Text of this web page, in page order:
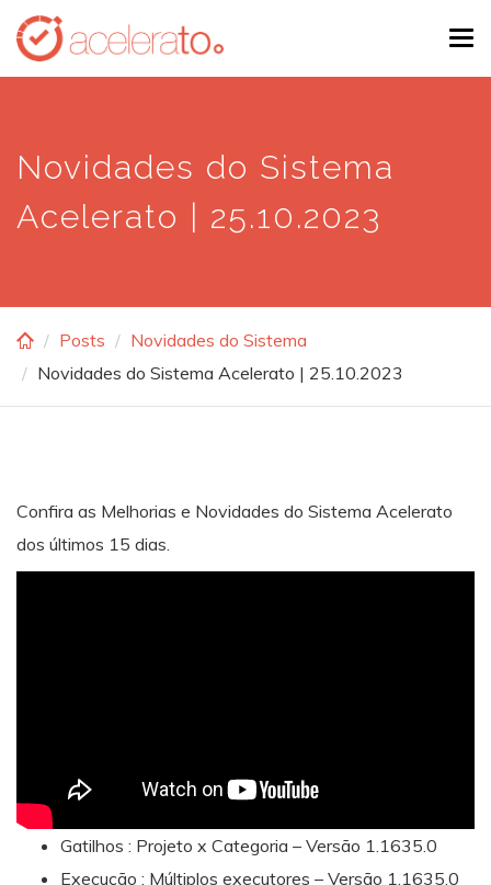
Skip
main
Novidades do Sistema
Acelerato | 25.10.2023
Posts
Novidades do Sistema
Novidades do Sistema Acelerato | 25.10.2023
Confira as Melhorias e Novidades do Sistema Acelerato
dos últimos 15 dias.
Gatilhos : Projeto x Categoria – Versão 1.1635.0
Execução : Múltiplos executores – Versão 1.1635.0